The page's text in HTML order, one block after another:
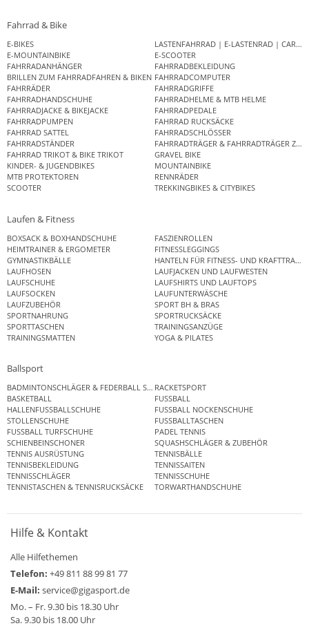
Fahrrad & Bike
E-BIKES
LASTENFAHRRAD | E-LASTENRAD |
E-MOUNTAINBIKE
E-SCOOTER
FAHRRADANHÄNGER
FAHRRADBEKLEIDUNG
BRILLEN ZUM FAHRRADFAHREN & BIKEN FAHRRADCOMPUTER
FAHRRÄDER
FAHRRADGRIFFE
FAHRRADHANDSCHUHE
FAHRRADHELME & MTB HELME
FAHRRADJACKE & BIKEJACKE
FAHRRADPEDALE
FAHRRADPUMPEN
FAHRRAD RUCKSÄCKE
FAHRRAD SATTEL
FAHRRADSCHLÖSSER
FAHRRADSTÄNDER
FAHRRADTRÄGER & FAHRRADTRÄGER
FAHRRAD TRIKOT & BIKE TRIKOT
GRAVEL BIKE
KINDER- & JUGENDBIKES
MOUNTAINBIKE
MTB PROTEKTOREN
RENNRÄDER
SCOOTER
TREKKINGBIKES & CITYBIKES
Laufen & Fitness
BOXSACK & BOXHANDSCHUHE
FASZIENROLLEN
HEIMTRAINER & ERGOMETER
FITNESSLEGGINGS
GYMNASTIKBÄLLE
HANTELN FÜR FITNESS- UND
LAUFHOSEN
LAUFJACKEN UND LAUFWESTEN
LAUFSCHUHE
LAUFSHIRTS UND LAUFTOPS
LAUFSOCKEN
LAUFUNTERWÄSCHE
LAUFZUBEHÖR
SPORT BH & BRAS
SPORTNAHRUNG
SPORTRUCKSÄCKE
SPORTTASCHEN
TRAININGSANZÜGE
TRAININGSMATTEN
YOGA & PILATES
Ballsport
BADMINTONSCHLÄGER & FEDERBALL SETSRACKETSPORT
BASKETBALL
FUSSBALL
HALLENFUSSBALLSCHUHE
FUSSBALL NOCKENSCHUHE
STOLLENSCHUHE
FUSSBALLTASCHEN
FUSSBALL TURFSCHUHE
PADEL TENNIS
SCHIENBEINSCHONER
SQUASHSCHLÄGER & ZUBEHÖR
TENNIS AUSRÜSTUNG
TENNISBÄLLE
TENNISBEKLEIDUNG
TENNISSAITEN
TENNISSCHLÄGER
TENNISSCHUHE
TENNISTASCHEN & TENNISRUCKSÄCKE
TORWARTHANDSCHUHE
Hilfe & Kontakt
Alle Hilfethemen
Telefon: +49 811 88 99 81 77
E-Mail: service@gigasport.de
Mo. – Fr. 9.30 bis 18.30 Uhr
Sa. 9.30 bis 18.00 Uhr